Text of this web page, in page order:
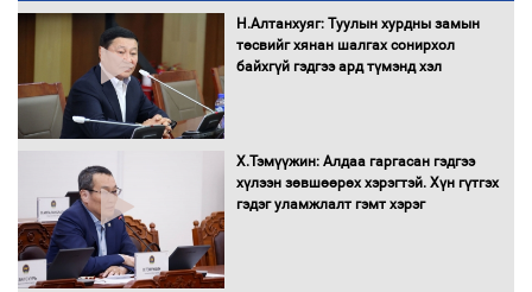
Автобензин, дизель түлшний онцгой
албан татварыг тэглэлээ
Санхүүгийн хэмнэлтийн горимд эрүүл
мэндийн салбар хамаарахгүй
Н.Алтанхуяг: Туулын хурдны замын
төсвийг хянан шалгах сонирхол
байхгүй гэдгээ ард түмэнд хэл
Х.Тэмүүжин: Алдаа гаргасан гэдгээ
хүлээн зөвшөөрөх хэрэгтэй. Хүн гүтгэх
гэдэг уламжлалт гэмт хэрэг